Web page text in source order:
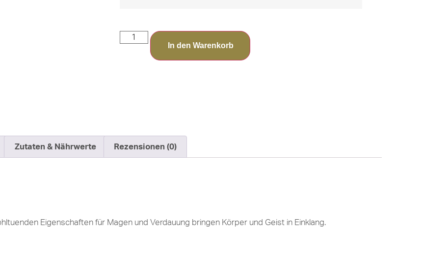
In den Warenkorb
Zutaten & Nährwerte Rezensionen (0)
Eigenschaften für Magen und Verdauung bringen Körper und Geist in Einklang.